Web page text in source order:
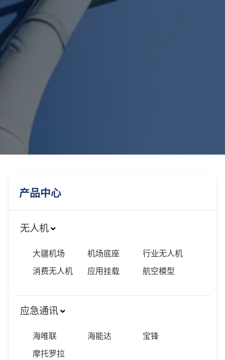
产品中心
无人机
大疆机场 机场底座 行业无人机
消费无人机 应用挂载 航空模型
应急通讯
海唯联 海能达 宝锋
摩托罗拉